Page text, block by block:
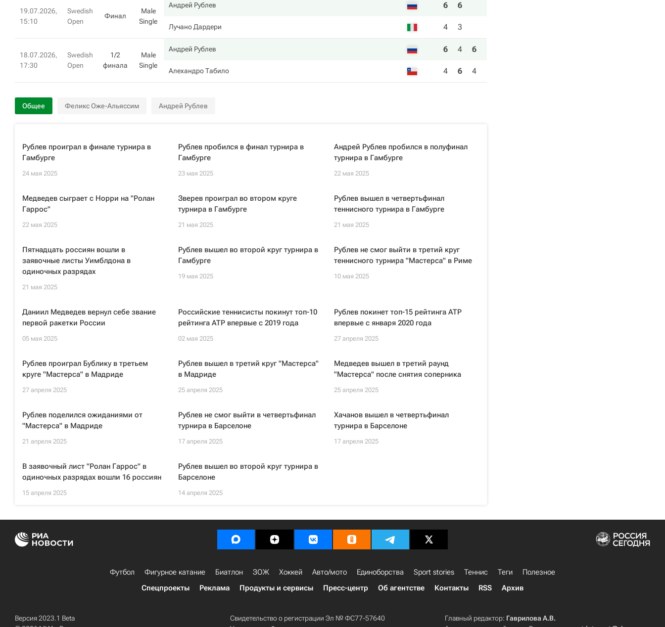
19.07.2026,
15:10
Swedish
Open
Финал
Male
Single
Андрей Рублев 6 6
Лучано Дардери 4 3
18.07.2026,
17:30
Swedish
Open
1/2
финала
Male
Single
Андрей Рублев 6 4 6
Алехандро Табило 4 6 4
Общее Феликс Оже-Альяссим Андрей Рублев
Рублев проиграл в финале турнира в
Гамбурге
24 мая 2025
Рублев пробился в финал турнира в
Гамбурге
23 мая 2025
Андрей Рублев пробился в полуфинал
турнира в Гамбурге
22 мая 2025
Медведев сыграет с Норри на "Ролан
Гаррос"
22 мая 2025
Зверев проиграл во втором круге
турнира в Гамбурге
21 мая 2025
Рублев вышел в четвертьфинал
теннисного турнира в Гамбурге
21 мая 2025
Пятнадцать россиян вошли в
заявочные листы Уимблдона в
одиночных разрядах
21 мая 2025
Рублев вышел во второй круг турнира в
Гамбурге
19 мая 2025
Рублев не смог выйти в третий круг
теннисного турнира "Мастерса" в Риме
10 мая 2025
Даниил Медведев вернул себе звание
первой ракетки России
05 мая 2025
Российские теннисисты покинут топ-10
рейтинга ATP впервые с 2019 года
02 мая 2025
Рублев покинет топ-15 рейтинга ATP
впервые с января 2020 года
27 апреля 2025
Рублев проиграл Бублику в третьем
круге "Мастерса" в Мадриде
27 апреля 2025
Рублев вышел в третий круг "Мастерса"
в Мадриде
25 апреля 2025
Медведев вышел в третий раунд
"Мастерса" после снятия соперника
25 апреля 2025
Рублев поделился ожиданиями от
"Мастерса" в Мадриде
21 апреля 2025
Рублев не смог выйти в четвертьфинал
турнира в Барселоне
17 апреля 2025
Хачанов вышел в четвертьфинал
турнира в Барселоне
17 апреля 2025
В заявочный лист "Ролан Гаррос" в
одиночных разрядах вошли 16 россиян
15 апреля 2025
Рублев вышел во второй круг турнира в
Барселоне
14 апреля 2025
Футбол Фигурное катание Биатлон ЗОЖ Хоккей Авто/мото Единоборства Sport stories Теннис Теги
Полезное
Спецпроекты
Реклама Продукты и сервисы Пресс-центр Об агентстве Контакты RSS Архив
Версия 2023.1 Beta
Свидетельство о регистрации Эл № ФС77-57640
Главный редактор: Гаврилова А.В.